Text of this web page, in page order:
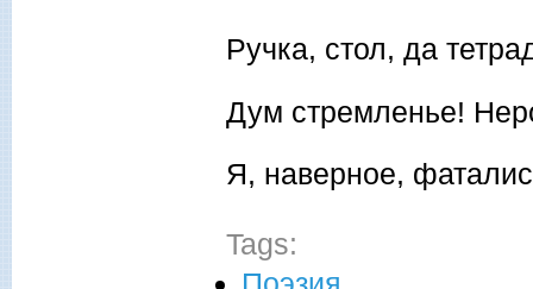
Ручка, стол, да
Дум стремленье!
Я, наверное,
Tags: